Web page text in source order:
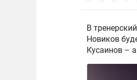
В
Новиков
Кусаинов –